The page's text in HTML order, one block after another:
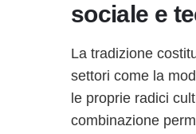
sociale e
La tradizione
settori come la
le proprie radici
combinazione